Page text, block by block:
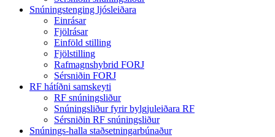
Snúningstenging ljósleiðara
Einrásar
Fjölrásar
Einföld stilling
Fjölstilling
Rafmagnshybrid FORJ
Sérsniðin FORJ
RF hátíðni samskeyti
RF snúningsliður
Snúningsliður fyrir bylgjuleiðara RF
Sérsniðin RF snúningsliður
Snúnings-halla staðsetningarbúnaður